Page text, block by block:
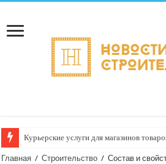
Курьерские услуги для магазинов
Главная / Строительство / Состав и